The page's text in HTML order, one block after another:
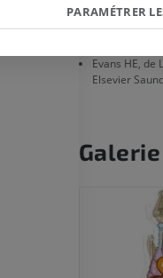
König HE,
6th edition,
Evans HE, de
Elsevier
Galerie
Cheval - Tête
TDM
PARAMÉTRER